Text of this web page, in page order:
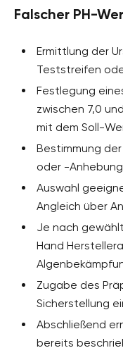
Falscher PH-
Ermittlung der
Teststreifen
Festlegung
zwischen 7,0
mit dem Soll-
Bestimmung
oder -Anhebung
Auswahl
Angleich über
Je nach
Hand
Zugabe des
Sicherstellung
Abschließend
bereits